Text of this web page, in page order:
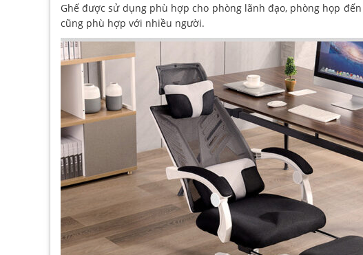
Ghế được sử dụng phù hợp cho phòng lãnh đạo, phòng họp
cũng phù hợp với nhiều người.